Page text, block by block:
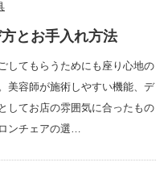
とお手入れ方法
してもらうためにも座り心地の
美容師が施術しやすい機能、デ
してお店の雰囲気に合ったもの
ンチェアの選…